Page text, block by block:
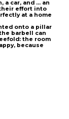
a car, and … an
their effort into
at a home
onto a pillar
barbell can
the room
because